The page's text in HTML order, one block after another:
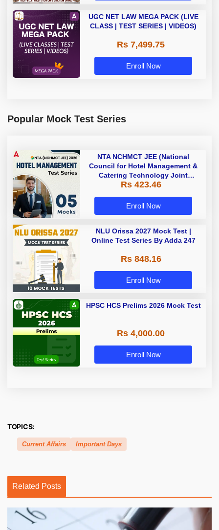
UGC NET LAW MEGA PACK (LIVE
CLASS | TEST SERIES | VIDEOS)
Rs 7,499.75
Enroll Now
Popular Mock Test Series
NTA NCHMCT JEE (National
Council for Hotel Management &
Catering Technology Joint
Entrance Exam ) 2027 | Online
Rs 423.46
Enroll Now
NLU Orissa 2027 Mock Test |
Online Test Series By Adda 247
Rs 848.16
Enroll Now
HPSC HCS Prelims 2026 Mock Test
Rs 4,000.00
Enroll Now
TOPICS:
Current Affairs Important Days
Related Posts